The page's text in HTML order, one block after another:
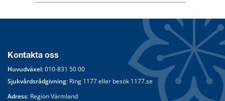
Kontakta oss
Huvudväxel: 010-831 50 00
Sjukvårdsrådgivning: Ring 1177 eller besök 1177.se
Adress: Region Värmland